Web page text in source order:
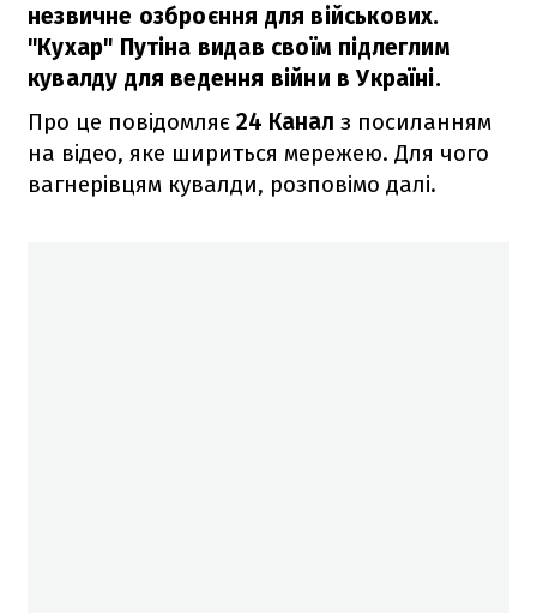
незвичне озброєння для військових.
"Кухар" Путіна видав своїм підлеглим
кувалду для ведення війни в Україні.
Про це повідомляє 24 Канал з посиланням
на відео, яке шириться мережею. Для чого
вагнерівцям кувалди, розповімо далі.